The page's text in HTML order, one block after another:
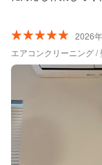
2026
エアコンクリーニング /